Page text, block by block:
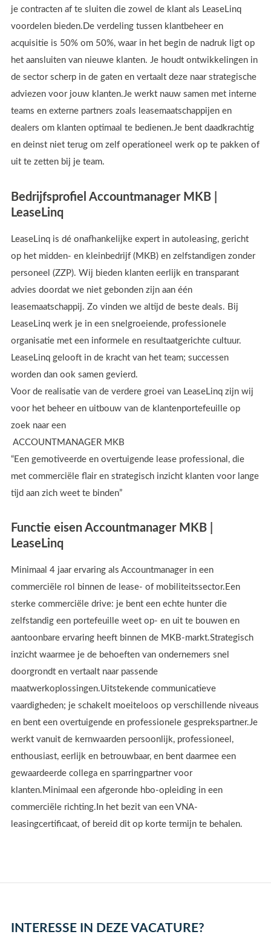
je contracten af te sluiten die zowel de klant als LeaseLinq
voordelen bieden.De verdeling tussen klantbeheer en
acquisitie is 50% om 50%, waar in het begin de nadruk ligt op
het aansluiten van nieuwe klanten. Je houdt ontwikkelingen in
de sector scherp in de gaten en vertaalt deze naar strategische
adviezen voor jouw klanten.Je werkt nauw samen met interne
teams en externe partners zoals leasemaatschappijen en
dealers om klanten optimaal te bedienen.Je bent daadkrachtig
en deinst niet terug om zelf operationeel werk op te pakken of
uit te zetten bij je team.
Bedrijfsprofiel Accountmanager MKB |
LeaseLinq
LeaseLinq is dé onafhankelijke expert in autoleasing, gericht
op het midden- en kleinbedrijf (MKB) en zelfstandigen zonder
personeel (ZZP). Wij bieden klanten eerlijk en transparant
advies doordat we niet gebonden zijn aan één
leasemaatschappij. Zo vinden we altijd de beste deals. Bij
LeaseLinq werk je in een snelgroeiende, professionele
organisatie met een informele en resultaatgerichte cultuur.
LeaseLinq gelooft in de kracht van het team; successen
worden dan ook samen gevierd.
Voor de realisatie van de verdere groei van LeaseLinq zijn wij
voor het beheer en uitbouw van de klantenportefeuille op
zoek naar een
ACCOUNTMANAGER MKB
“Een gemotiveerde en overtuigende lease professional, die
met commerciële flair en strategisch inzicht klanten voor lange
tijd aan zich weet te binden”
Functie eisen Accountmanager MKB |
LeaseLinq
Minimaal 4 jaar ervaring als Accountmanager in een
commerciële rol binnen de lease- of mobiliteitssector.Een
sterke commerciële drive: je bent een echte hunter die
zelfstandig een portefeuille weet op- en uit te bouwen en
aantoonbare ervaring heeft binnen de MKB-markt.Strategisch
inzicht waarmee je de behoeften van ondernemers snel
doorgrondt en vertaalt naar passende
maatwerkoplossingen.Uitstekende communicatieve
vaardigheden; je schakelt moeiteloos op verschillende niveaus
en bent een overtuigende en professionele gesprekspartner.Je
werkt vanuit de kernwaarden persoonlijk, professioneel,
enthousiast, eerlijk en betrouwbaar, en bent daarmee een
gewaardeerde collega en sparringpartner voor
klanten.Minimaal een afgeronde hbo-opleiding in een
commerciële richting.In het bezit van een VNA-
leasingcertificaat, of bereid dit op korte termijn te behalen.
INTERESSE IN DEZE VACATURE?